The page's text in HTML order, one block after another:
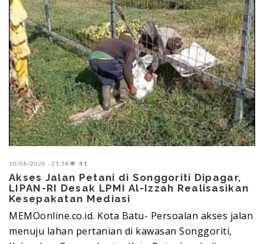
10/08/2026 - 21:58 41
Akses Jalan Petani di Songgoriti Dipagar,
LIPAN-RI Desak LPMI Al-Izzah Realisasikan
Kesepakatan Mediasi
MEMOonline.co.id. Kota Batu- Persoalan akses jalan
menuju lahan pertanian di kawasan Songgoriti,